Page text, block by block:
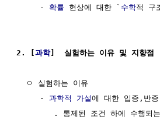
     -
확률 현상에 대한 ` 수학적 구
2. [과학]  실험하는 이유 및 지향점
  ㅇ 실험하는 이유
     -
과학적 가설에 대한 입증,반
. 통제된 조건 하에 수행되